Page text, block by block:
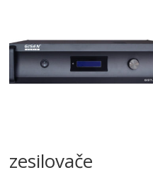
zesilovače